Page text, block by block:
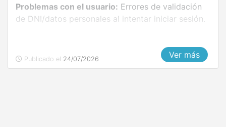
Problemas con el usuario: Errores de validación
de DNI/datos personales al intentar iniciar sesión.
Ver más
Publicado el 24/07/2026